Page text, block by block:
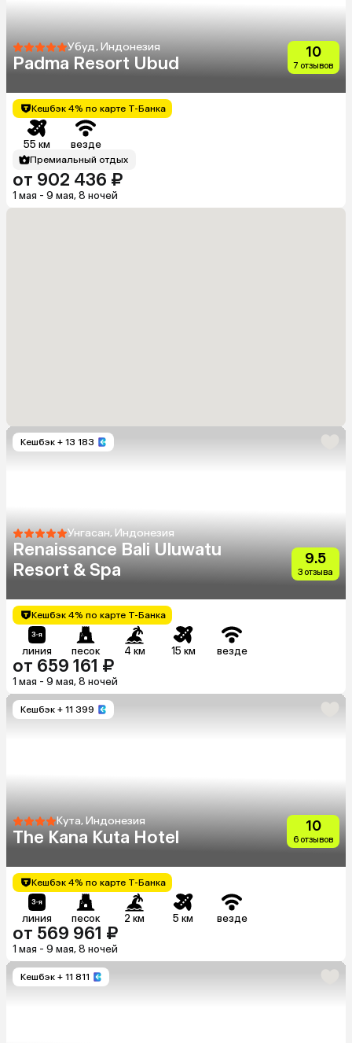
Убуд, Индонезия
Padma Resort Ubud
10
7 отзывов
Кешбэк 4% по карте Т-Банка
55 км везде
Премиальный отдых
от 902 436 ₽
1 мая - 9 мая, 8 ночей
Кешбэк + 13 183
Унгасан, Индонезия
Renaissance Bali Uluwatu
Resort & Spa
9.5
3 отзыва
Кешбэк 4% по карте Т-Банка
линия песок 4 км 15 км везде
от 659 161 ₽
1 мая - 9 мая, 8 ночей
Кешбэк + 11 399
Кута, Индонезия
The Kana Kuta Hotel
10
6 отзывов
Кешбэк 4% по карте Т-Банка
линия песок 2 км 5 км везде
от 569 961 ₽
1 мая - 9 мая, 8 ночей
Кешбэк + 11 811